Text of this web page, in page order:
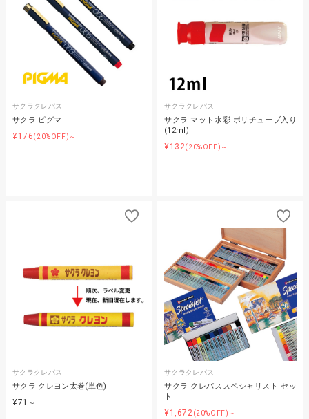
サクラクレパス
サクラ ピグマ
¥176(20%OFF)～
サクラクレパス
サクラ マット水彩 ポリチューブ入り
(12ml)
¥132(20%OFF)～
サクラクレパス
サクラ クレヨン太巻(単色)
¥71 ～
サクラクレパス
サクラ クレパススペシャリスト セッ
ト
¥1,672(20%OFF)～